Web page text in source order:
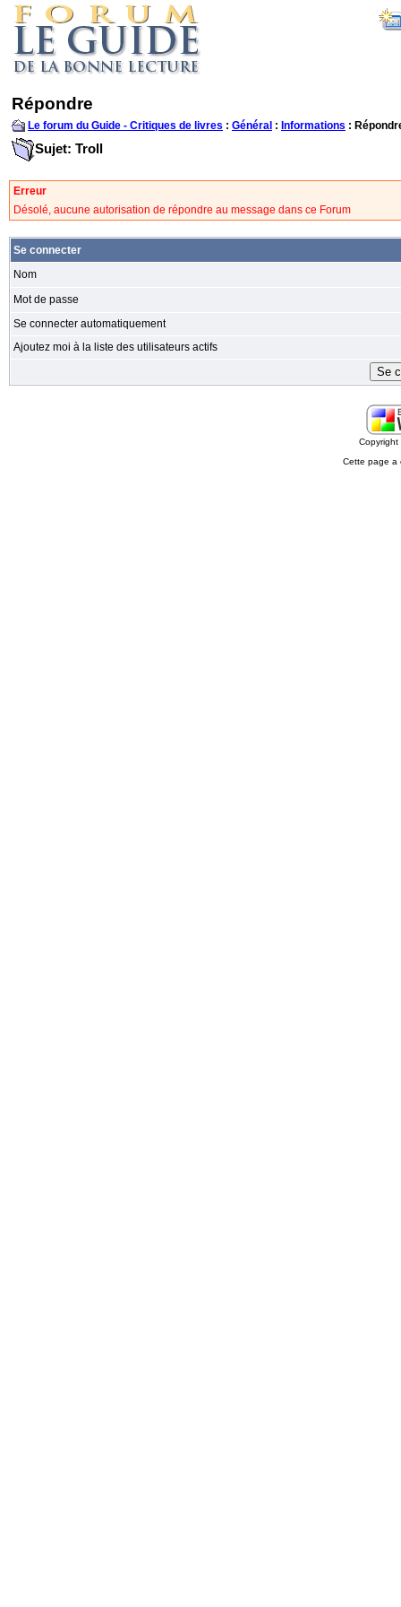
Répondre
Le forum du Guide - Critiques de livres : Général : Informations :
Sujet: Troll
Erreur
Désolé, aucune autorisation de répondre au message dans ce Forum
Se connecter
Nom
Mot de passe
Se connecter automatiquement
Ajoutez moi à la liste des utilisateurs actifs
Cette page a